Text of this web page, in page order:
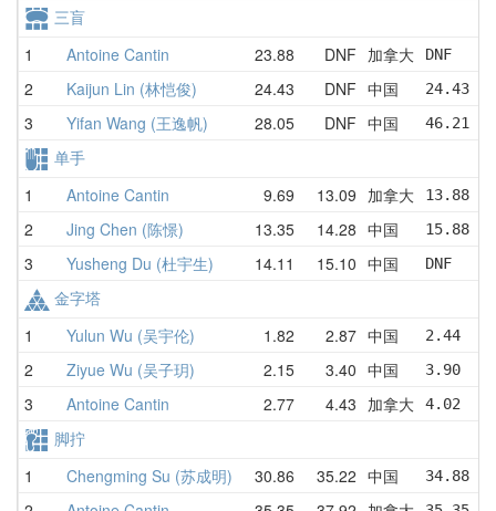
三盲
1
Antoine Cantin 23.88 DNF 加拿大 DNF
2 Kaijun Lin (林恺俊) 24.43 DNF 中国 24.43
3 Yifan Wang (王逸帆) 28.05 DNF 中国 46.21
单手
1
Antoine Cantin 9.69 13.09 加拿大 13.88
2 Jing Chen (陈憬) 13.35 14.28 中国 15.88
3 Yusheng Du (杜宇生) 14.11 15.10 中国 DNF
金字塔
1
Yulun Wu (吴宇伦) 1.82 2.87 中国 2.44
2 Ziyue Wu (吴子玥) 2.15 3.40 中国 3.90
3 Antoine Cantin 2.77 4.43 加拿大 4.02
脚拧
1
Chengming Su (苏成明) 30.86 35.22 中国 34.88